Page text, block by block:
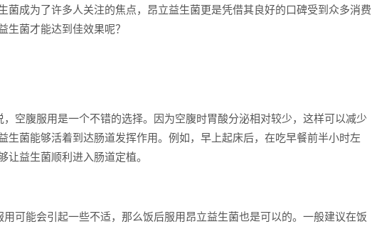
菌成为了许多人关注的焦点，昂立益生菌更是凭借其良好的口碑受到众多消费
生菌才能达到佳效果呢？
空腹服用是一个不错的选择。因为空腹时胃酸分泌相对较少，这样可以减少
生菌能够活着到达肠道发挥作用。例如，早上起床后，在吃早餐前半小时左
让益生菌顺利进入肠道定植。
可能会引起一些不适，那么饭后服用昂立益生菌也是可以的。一般建议在饭